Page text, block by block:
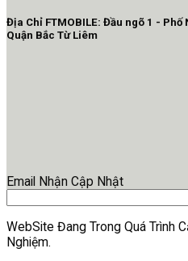
Địa Chỉ FTMOBILE: Đầu ngõ 1 -
Quận Bắc Từ Liêm
Email Nhận Cập Nhật
WebSite Đang Trong Quá Trình
Nghiệm.